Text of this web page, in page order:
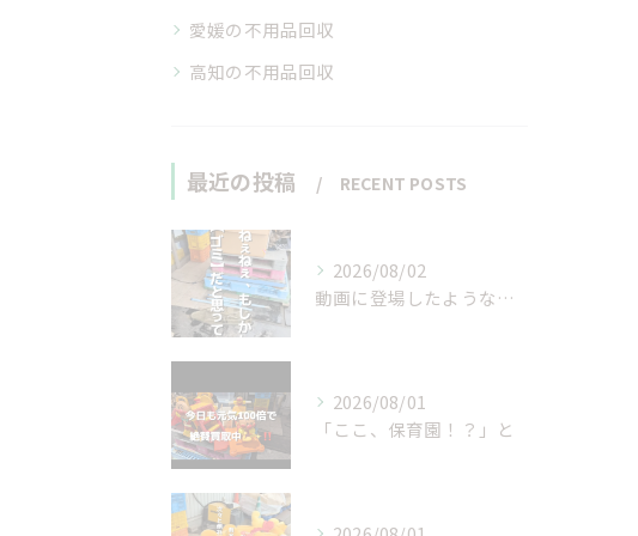
愛媛の不用品回収
高知の不用品回収
最近の投稿 RECENT POSTS
2026/08/02
動画に登場したような…
2026/08/01
「ここ、保育園！？」と